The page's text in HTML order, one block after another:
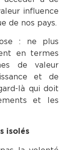
influence
de nos pays.
: ne plus
en termes
de valeur
et de
là qui doit
et les
isolés